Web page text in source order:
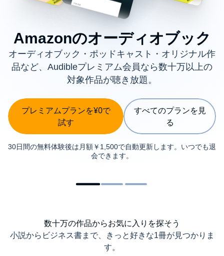
Amazonのオーディオブック
オーディオブック・ポッドキャスト・オリジナル作
品など、Audibleプレミアム会員なら数十万以上の
対象作品が聴き放題。
プレミアムプランを¥0で
試す
すべてのプランを見
る
30日間の無料体験後は月額￥1,500で自動更新します。いつでも退
会できます。
数十万の作品からお気に入りを探そう
小説からビジネス書まで、きっと好きな1冊が見つかりま
す。